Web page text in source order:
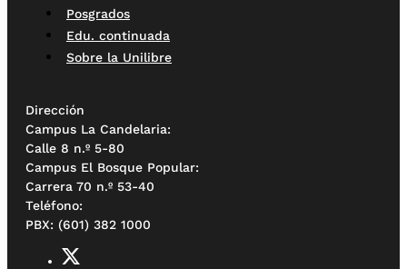
Posgrados
Edu. continuada
Sobre la Unilibre
Dirección
Campus La Candelaria:
Calle 8 n.º 5-80
Campus El Bosque Popular:
Carrera 70 n.º 53-40
Teléfono:
PBX: (601) 382 1000